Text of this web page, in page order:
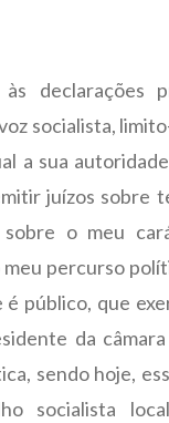
às declarações
socialista,
a sua
juízos sobre
o meu
percurso
é público, que
da
sendo hoje,
socialista